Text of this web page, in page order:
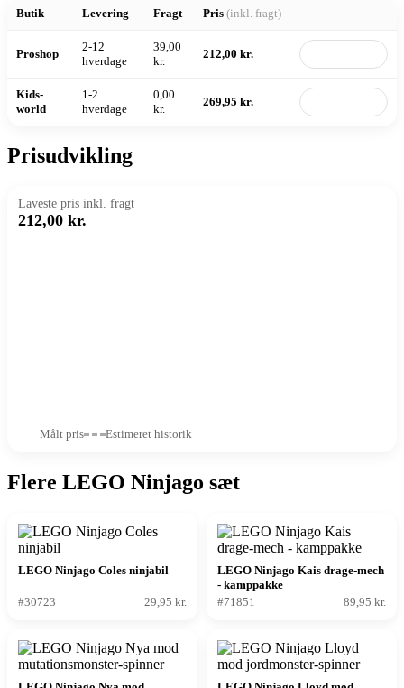
Butik Levering Fragt Pris (inkl. fragt)
Proshop
2-12
hverdage
39,00
kr.
212,00 kr.
Kids-
world
1-2
hverdage
0,00
kr.
269,95 kr.
Prisudvikling
Laveste pris inkl. fragt
212,00 kr.
Målt pris Estimeret historik
Flere LEGO Ninjago sæt
LEGO Ninjago Coles ninjabil
#30723 29,95 kr.
LEGO Ninjago Kais drage-mech
- kamppakke
#71851
89,95 kr.